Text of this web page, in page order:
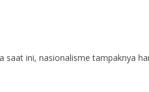
saat ini, nasionalisme tampaknya